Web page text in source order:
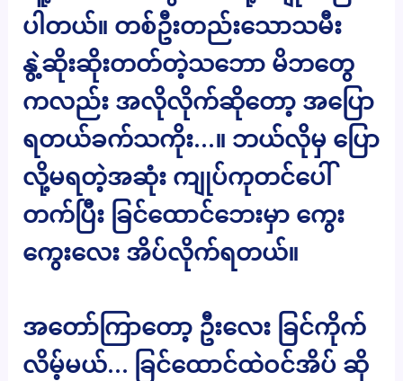
ပါတယ်။ တစ်ဦးတည်းသောသမီး
နွဲ့ဆိုးဆိုးတတ်တဲ့သဘော မိဘတွေ
ကလည်း အလိုလိုက်ဆိုတော့ အပြော
ရတယ်ခက်သကိုး…။ ဘယ်လိုမှ ပြော
လို့မရတဲ့အဆုံး ကျုပ်ကုတင်ပေါ်
တက်ပြီး ခြင်ထောင်ဘေးမှာ ကွေး
ကွေးလေး အိပ်လိုက်ရတယ်။
အတော်ကြာတော့ ဦးလေး ခြင်ကိုက်
လိမ့်မယ်… ခြင်ထောင်ထဲဝင်အိပ် ဆို